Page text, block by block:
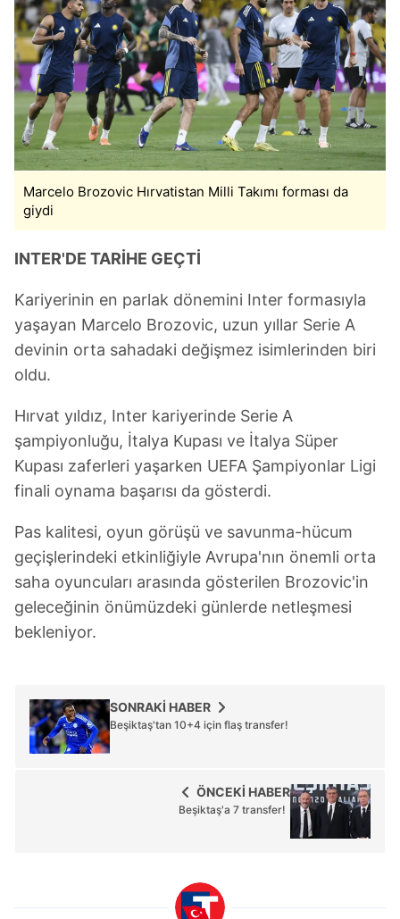
6698 sayılı Kişisel Verilerin Korunması Kanunu uyarınca
hazırlanmış Aydınlatma Metnimizi okumak ve sitemizde
ilgili mevzuata uygun olarak kullanılan çerezlerle ilgili bilgi
almak için lütfentıklayınız.
Marcelo Brozovic Hırvatistan Milli Takımı forması da
giydi
INTER'DE TARİHE GEÇTİ
Kariyerinin en parlak dönemini Inter formasıyla
yaşayan Marcelo Brozovic, uzun yıllar Serie A
devinin orta sahadaki değişmez isimlerinden biri
oldu.
Hırvat yıldız, Inter kariyerinde Serie A
şampiyonluğu, İtalya Kupası ve İtalya Süper
Kupası zaferleri yaşarken UEFA Şampiyonlar Ligi
finali oynama başarısı da gösterdi.
Pas kalitesi, oyun görüşü ve savunma-hücum
geçişlerindeki etkinliğiyle Avrupa'nın önemli orta
saha oyuncuları arasında gösterilen Brozovic'in
geleceğinin önümüzdeki günlerde netleşmesi
bekleniyor.
SONRAKİ HABER
Beşiktaş'tan 10+4 için flaş transfer!
ÖNCEKİ HABER
Beşiktaş'a 7 transfer!